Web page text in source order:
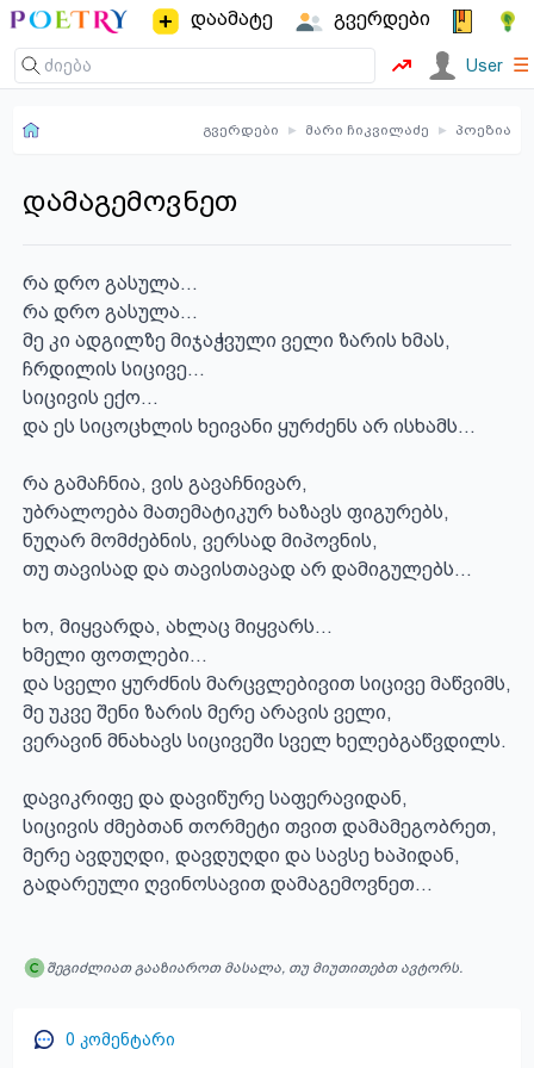
დაამატე გვერდები
User ☰
გვერდები ▸ მარი ჩიკვილაძე ▸ პოეზია
დამაგემოვნეთ
რა დრო გასულა...
რა დრო გასულა...
მე კი ადგილზე მიჯაჭვული ველი ზარის ხმას,
ჩრდილის სიცივე...
სიცივის ექო...
და ეს სიცოცხლის ხეივანი ყურძენს არ ისხამს...
რა გამაჩნია, ვის გავაჩნივარ,
უბრალოება მათემატიკურ ხაზავს ფიგურებს,
ნუღარ მომძებნის, ვერსად მიპოვნის,
თუ თავისად და თავისთავად არ დამიგულებს...
ხო, მიყვარდა, ახლაც მიყვარს...
ხმელი ფოთლები...
და სველი ყურძნის მარცვლებივით სიცივე მაწვიმს,
მე უკვე შენი ზარის მერე არავის ველი,
ვერავინ მნახავს სიცივეში სველ ხელებგაწვდილს.
დავიკრიფე და დავიწურე საფერავიდან,
სიცივის ძმებთან თორმეტი თვით დამამეგობრეთ,
მერე ავდუღდი, დავდუღდი და სავსე ხაპიდან,
გადარეული ღვინოსავით დამაგემოვნეთ...
შეგიძლიათ გააზიაროთ მასალა, თუ მიუთითებთ ავტორს.
0 კომენტარი